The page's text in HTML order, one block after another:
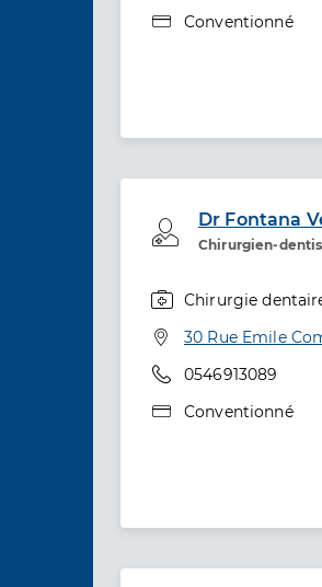
Type de
Conventionné
Dr Fontana
Chirurgien-
Chirurgie
Adresse
30 Rue Emile
Téléphone
0546913089
Type de
Conventionné